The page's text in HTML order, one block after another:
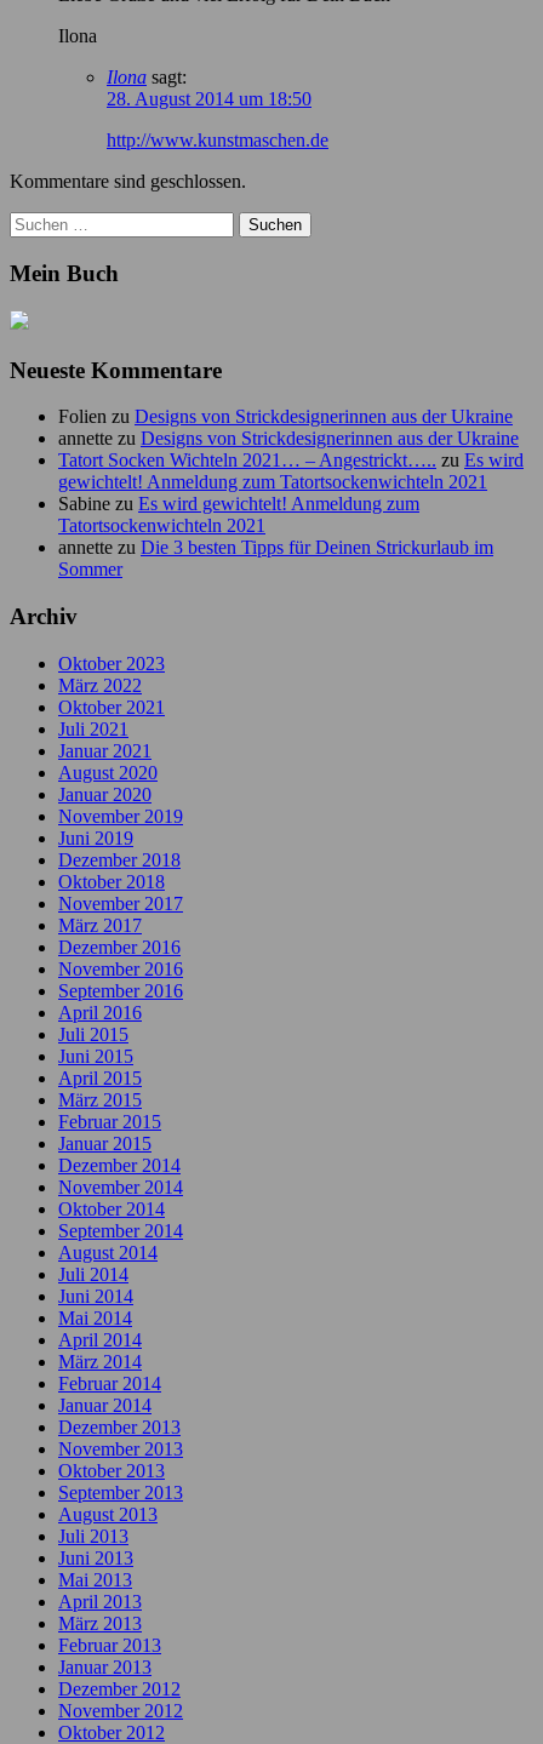
Ilona
Ilona sagt:
28. August 2014 um 18:50
http://www.kunstmaschen.de
Kommentare sind geschlossen.
Suchen
nach:
Mein Buch
Neueste Kommentare
Folien zu Designs von Strickdesignerinnen aus der Ukraine
annette zu Designs von Strickdesignerinnen aus der Ukraine
Tatort Socken Wichteln 2021… – Angestrickt….. zu Es wird
gewichtelt! Anmeldung zum Tatortsockenwichteln 2021
Sabine zu Es wird gewichtelt! Anmeldung zum
Tatortsockenwichteln 2021
annette zu Die 3 besten Tipps für Deinen Strickurlaub im
Sommer
Archiv
Oktober 2023
März 2022
Oktober 2021
Juli 2021
Januar 2021
August 2020
Januar 2020
November 2019
Juni 2019
Dezember 2018
Oktober 2018
November 2017
März 2017
Dezember 2016
November 2016
September 2016
April 2016
Juli 2015
Juni 2015
April 2015
März 2015
Februar 2015
Januar 2015
Dezember 2014
November 2014
Oktober 2014
September 2014
August 2014
Juli 2014
Juni 2014
Mai 2014
April 2014
März 2014
Februar 2014
Januar 2014
Dezember 2013
November 2013
Oktober 2013
September 2013
August 2013
Juli 2013
Juni 2013
Mai 2013
April 2013
März 2013
Februar 2013
Januar 2013
Dezember 2012
November 2012
Oktober 2012